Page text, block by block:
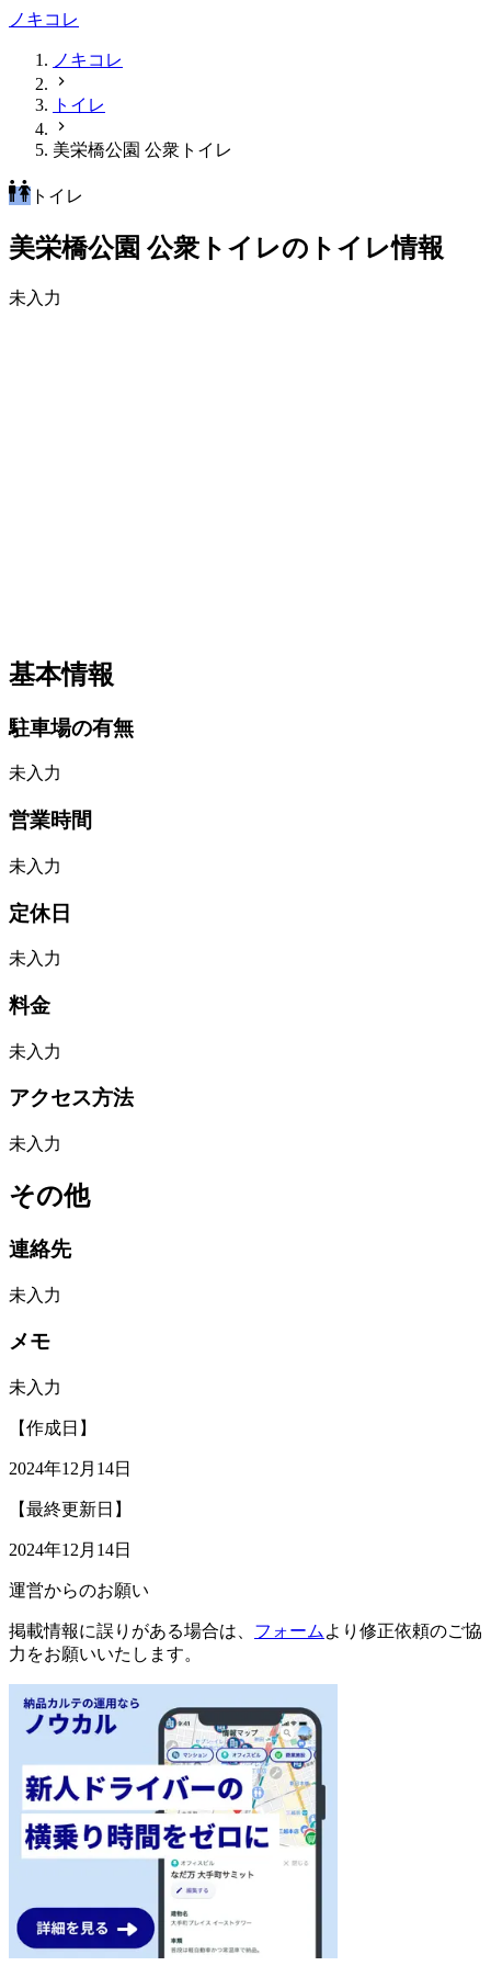
ノキコレ
ノキコレ
トイレ
美栄橋公園 公衆トイレ
トイレ
美栄橋公園 公衆トイレのトイレ情報
未入力
基本情報
駐車場の有無
未入力
営業時間
未入力
定休日
未入力
料金
未入力
アクセス方法
未入力
その他
連絡先
未入力
メモ
未入力
【作成日】
2024年12月14日
【最終更新日】
2024年12月14日
運営からのお願い
掲載情報に誤りがある場合は、 フォーム より修正依頼のご協
力をお願いいたします。